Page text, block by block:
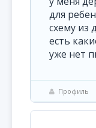
для
схему из
есть
уже нет
Профиль